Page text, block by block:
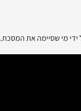
מי שסיימה את המסכת.